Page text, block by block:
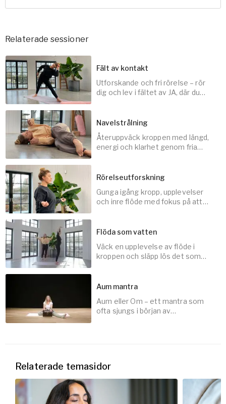
Relaterade sessioner
30min
Fält av kontakt
Utforskande och fri rörelse – rör
dig och lev i fältet av JA, där du
10min
Navelstrålning
Återuppväck kroppen med längd,
energi och klarhet genom fria
20min
Rörelseutforskning
Gunga igång kropp, upplevelser
och inre flöde med fokus på att
45min
Flöda som vatten
Väck en upplevelse av flöde i
kroppen och släpp lös det som
Aum mantra
Aum eller Om – ett mantra som
ofta sjungs i början av
Relaterade temasidor